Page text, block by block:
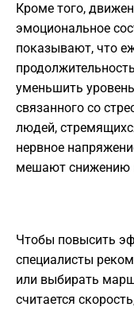
Кроме того,
эмоциональное
показывают, что
уменьшить
связанного со
людей,
нервное
мешают снижению
Чтобы повысить
специалисты
или выбирать
считается